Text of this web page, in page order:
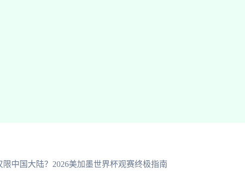
中国大陆？2026美加墨世界杯观赛终极指南